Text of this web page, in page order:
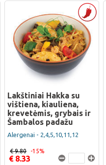
Lakštiniai Hakka su
vištiena, kiauliena,
krevetėmis, grybais ir
Šambalos padažu
Alergenai - 2,4,5,10,11,12
€ 8.33
€ 9.80 -15%